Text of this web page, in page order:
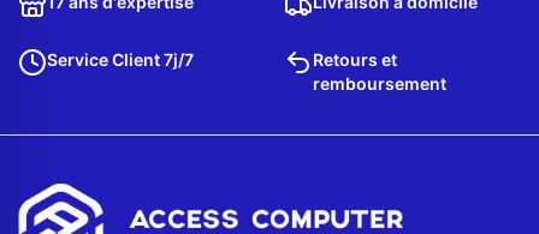
Service Client 7j/7
Retours et
remboursement